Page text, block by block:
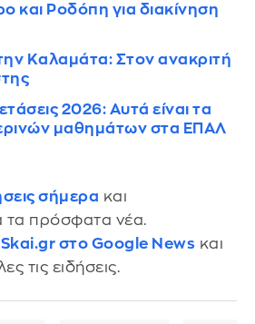
και Ροδόπη για διακίνηση
Καλαμάτα: Στον ανακριτή
2026: Αυτά είναι τα
μαθημάτων στα ΕΠΑΛ
σήμερα και
τα πρόσφατα νέα.
Skai.gr στο Google News και
τις ειδήσεις.